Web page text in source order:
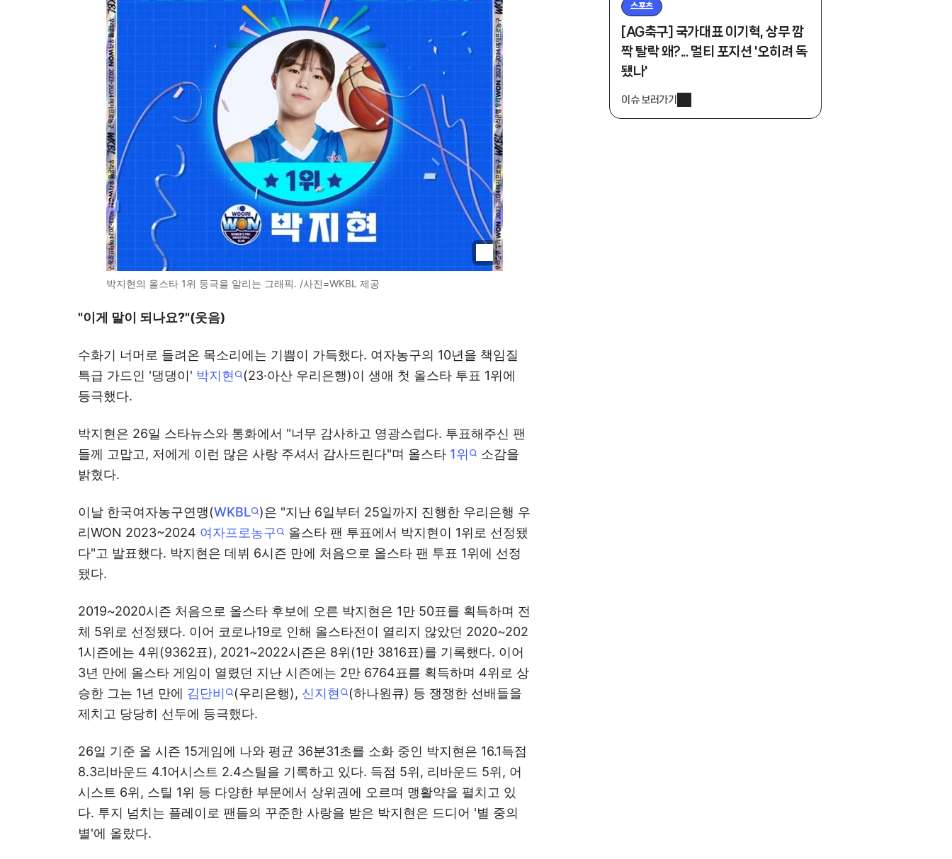
박지현의 올스타 1위 등극을 알리는 그래픽. /사진=WKBL 제공
"이게 말이 되나요?"(웃음)
수화기 너머로 들려온 목소리에는 기쁨이 가득했다. 여자농구의 10년을 책임질
특급 가드인 '댕댕이' 박지현
(23·아산 우리은행)이 생애 첫 올스타 투표 1위에
등극했다.
박지현은 26일 스타뉴스와 통화에서 "너무 감사하고 영광스럽다. 투표해주신 팬
들께 고맙고, 저에게 이런 많은 사랑 주셔서 감사드린다"며 올스타 1위
소감을
밝혔다.
이날 한국여자농구연맹(WKBL
)은 "지난 6일부터 25일까지 진행한 우리은행 우
리WON 2023~2024 여자프로농구
올스타 팬 투표에서 박지현이 1위로 선정됐
다"고 발표했다. 박지현은 데뷔 6시즌 만에 처음으로 올스타 팬 투표 1위에 선정
됐다.
2019~2020시즌 처음으로 올스타 후보에 오른 박지현은 1만 50표를 획득하며 전
체 5위로 선정됐다. 이어 코로나19로 인해 올스타전이 열리지 않았던 2020~202
1시즌에는 4위(9362표), 2021~2022시즌은 8위(1만 3816표)를 기록했다. 이어
3년 만에 올스타 게임이 열렸던 지난 시즌에는 2만 6764표를 획득하며 4위로 상
승한 그는 1년 만에 김단비 (우리은행), 신지현
(하나원큐) 등 쟁쟁한 선배들을
제치고 당당히 선두에 등극했다.
26일 기준 올 시즌 15게임에 나와 평균 36분31초를 소화 중인 박지현은 16.1득점
8.3리바운드 4.1어시스트 2.4스틸을 기록하고 있다. 득점 5위, 리바운드 5위, 어
시스트 6위, 스틸 1위 등 다양한 부문에서 상위권에 오르며 맹활약을 펼치고 있
다. 투지 넘치는 플레이로 팬들의 꾸준한 사랑을 받은 박지현은 드디어 '별 중의
별'에 올랐다.
스포츠
[AG축구] 국가대표 이기혁, 상무 깜
짝 탈락 왜?... 멀티 포지션 '오히려 독
됐나'
이슈 보러가기